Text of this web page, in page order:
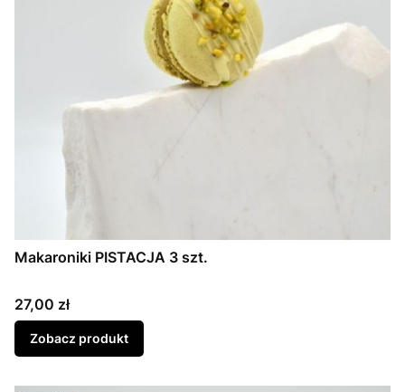
Makaroniki PISTACJA 3 szt.
Cena
27,00 zł
Zobacz produkt